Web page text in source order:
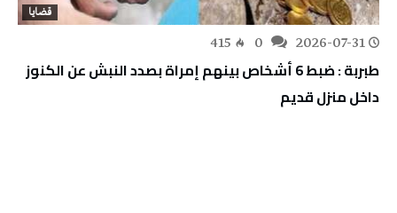
قضايا
2026-07-31
415
طبربة : ضبط 6 أشخاص بينهم إمراة بصدد النبش عن الكنوز
داخل منزل قديم